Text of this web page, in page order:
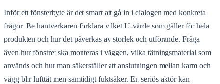
Inför ett fönsterbyte är det smart att gå in i dialogen med konkreta
frågor. Be hantverkaren förklara vilket U-värde som gäller för hela
produkten och hur det påverkas av storlek och utförande. Fråga
även hur fönstret ska monteras i väggen, vilka tätningsmaterial som
används och hur man säkerställer att anslutningen mellan karm och
vägg blir lufttät men samtidigt fuktsäker. En seriös aktör kan